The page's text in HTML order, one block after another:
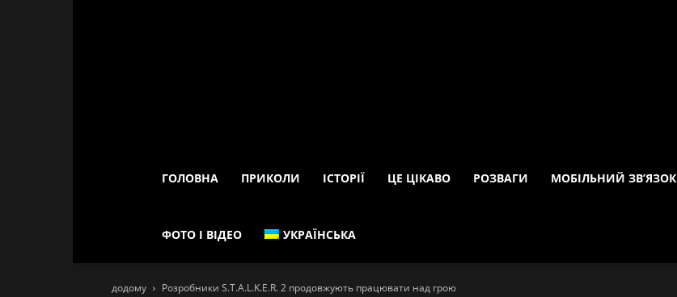
ГОЛОВНА ПРИКОЛИ ІСТОРІЇ ЦЕ ЦІКАВО РОЗВАГИ МОБІЛЬНИЙ ЗВ’ЯЗОК
ФОТО І ВІДЕО УКРАЇНСЬКА
додому Розробники S.T.A.L.K.E.R. 2 продовжують працювати над грою